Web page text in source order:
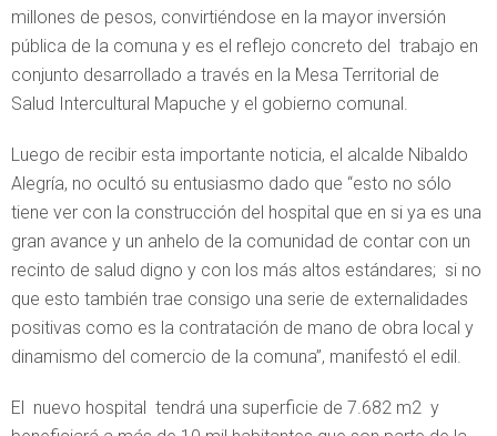
millones de pesos, convirtiéndose en la mayor inversión
pública de la comuna y es el reflejo concreto del trabajo en
conjunto desarrollado a través en la Mesa Territorial de
Salud Intercultural Mapuche y el gobierno comunal.
Luego de recibir esta importante noticia, el alcalde Nibaldo
Alegría, no ocultó su entusiasmo dado que “esto no sólo
tiene ver con la construcción del hospital que en si ya es una
gran avance y un anhelo de la comunidad de contar con un
recinto de salud digno y con los más altos estándares; si no
que esto también trae consigo una serie de externalidades
positivas como es la contratación de mano de obra local y
dinamismo del comercio de la comuna”, manifestó el edil.
El nuevo hospital tendrá una superficie de 7.682 m2 y